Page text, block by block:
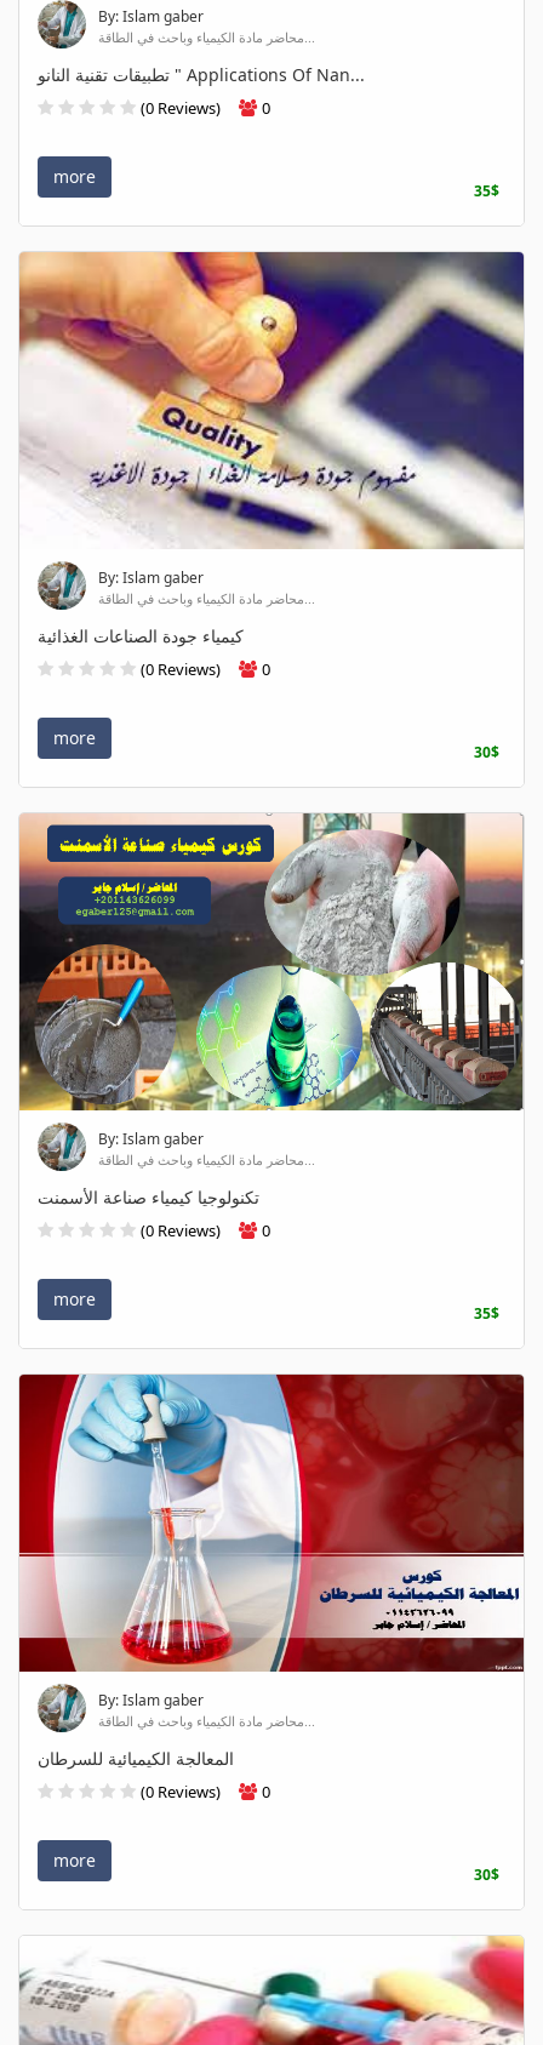
By: Islam gaber
محاضر مادة الكيمياء وباحث في الطاقة...
تطبيقات تقنية النانو " Applications Of Nan...
(0 Reviews) 0
more
35$
By: Islam gaber
محاضر مادة الكيمياء وباحث في الطاقة...
كيمياء جودة الصناعات الغذائية
(0 Reviews) 0
more
30$
By: Islam gaber
محاضر مادة الكيمياء وباحث في الطاقة...
تكنولوجيا كيمياء صناعة الأسمنت
(0 Reviews) 0
more
35$
By: Islam gaber
محاضر مادة الكيمياء وباحث في الطاقة...
المعالجة الكيميائية للسرطان
(0 Reviews) 0
more
30$